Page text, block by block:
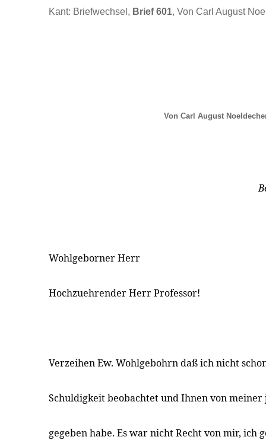
Kant: Briefwechsel, Brief 601, Von Carl August
Von Carl August
Wohlgeborner Herr
Hochzuehrender Herr Professor!
Verzeihen Ew. Wohlgebohrn daß ich nicht
Schuldigkeit beobachtet und Ihnen von
gegeben habe. Es war nicht Recht von mir, ich